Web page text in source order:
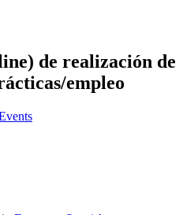
de realización de
empleo